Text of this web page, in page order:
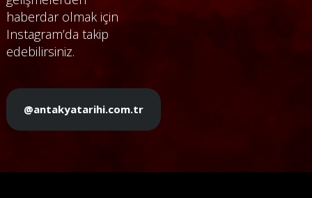
haberdar olmak için
Instagram’da takip
edebilirsiniz.
@antakyatarihi.com.tr